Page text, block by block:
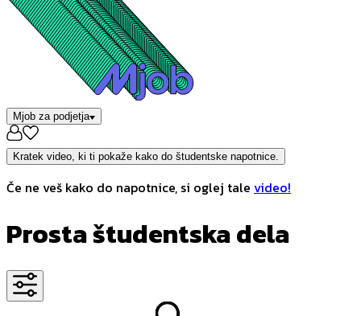
Mjob za podjetja
Kratek video, ki ti pokaže kako do študentske napotnice.
Če ne veš kako do napotnice, si oglej tale video!
Prosta študentska dela